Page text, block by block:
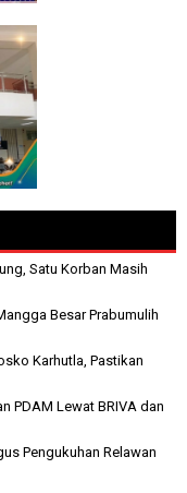
Satu Korban Masih
Besar Prabumulih
Karhutla, Pastikan
PDAM Lewat BRIVA dan
Pengukuhan Relawan